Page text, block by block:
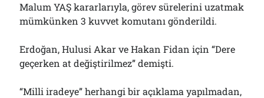
Malum YAŞ kararlarıyla, görev sürelerini uzatmak
mümkünken 3 kuvvet komutanı gönderildi.
Erdoğan, Hulusi Akar ve Hakan Fidan için “Dere
geçerken at değiştirilmez” demişti.
“Milli iradeye” herhangi bir açıklama yapılmadan,